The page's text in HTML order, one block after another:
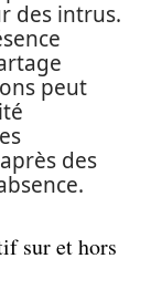
des intrus.
peut
des
sur et hors